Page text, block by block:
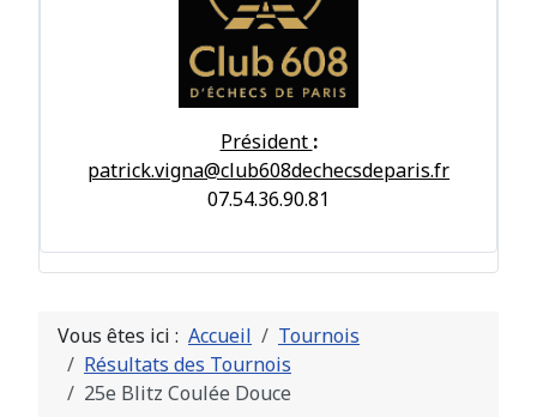
Président :
patrick.vigna@club608dechecsdeparis.fr
07.54.36.90.81
Vous êtes ici : Accueil
Tournois
Résultats des Tournois
25e Blitz Coulée Douce